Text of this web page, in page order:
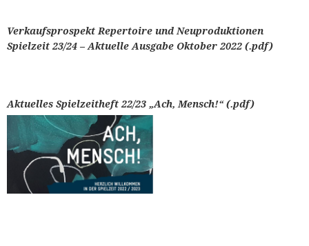
Verkaufsprospekt Repertoire und Neuproduktionen
Spielzeit 23/24 – Aktuelle Ausgabe Oktober 2022 (.pdf)
Aktuelles Spielzeitheft 22/23 „Ach, Mensch!“ (.pdf)